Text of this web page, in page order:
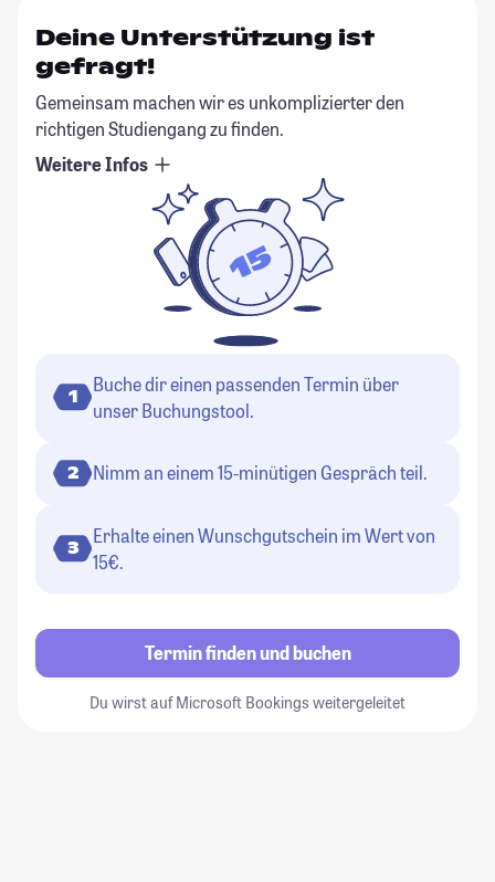
Deine Unterstützung ist
gefragt!
Gemeinsam machen wir es unkomplizierter den
richtigen Studiengang zu finden.
Weitere Infos
1
Buche dir einen passenden Termin über
unser Buchungstool.
2 Nimm an einem 15-minütigen Gespräch teil.
3
Erhalte einen Wunschgutschein im Wert von
15€.
Termin finden und buchen
Du wirst auf Microsoft Bookings weitergeleitet